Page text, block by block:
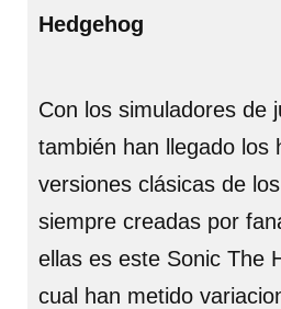
Hedgehog
Con los simuladores de
también han llegado los
versiones clásicas de
siempre creadas por
ellas es este Sonic The
cual han metido